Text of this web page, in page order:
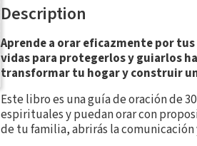
Description
Aprende a orar eficazmente por
vidas para protegerlos y guiarlos
transformar tu hogar y construir
Este libro es una guía de oración de
espirituales y puedan orar con
de tu familia, abrirás la